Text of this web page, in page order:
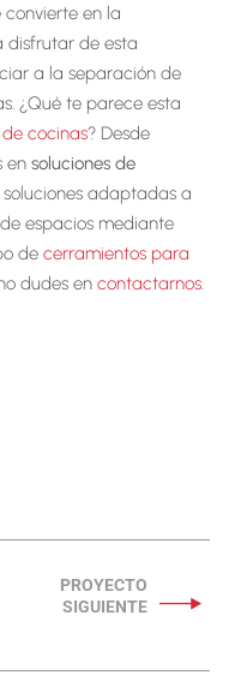
convierte en la
de esta
a la separación de
¿Qué te parece esta
cocinas? Desde
ensoluciones de
adaptadas a
espacios mediante
decerramientos para
dudes encontactarnos.